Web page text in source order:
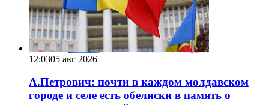
12:0305 авг 2026
А.Петрович: почти в каждом молдавском
городе и селе есть обелиски в память о